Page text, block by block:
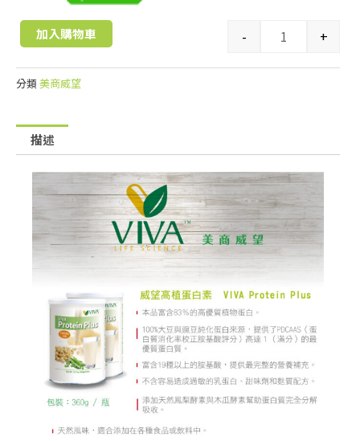
- +
加入購物車
分類 美商威望
描述